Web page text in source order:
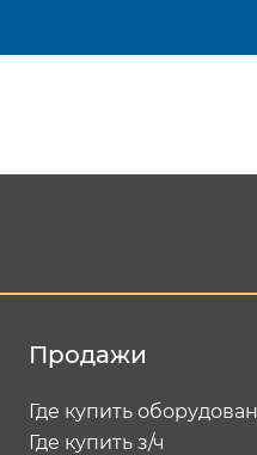
Продажи
Где купить
Где купить з/ч